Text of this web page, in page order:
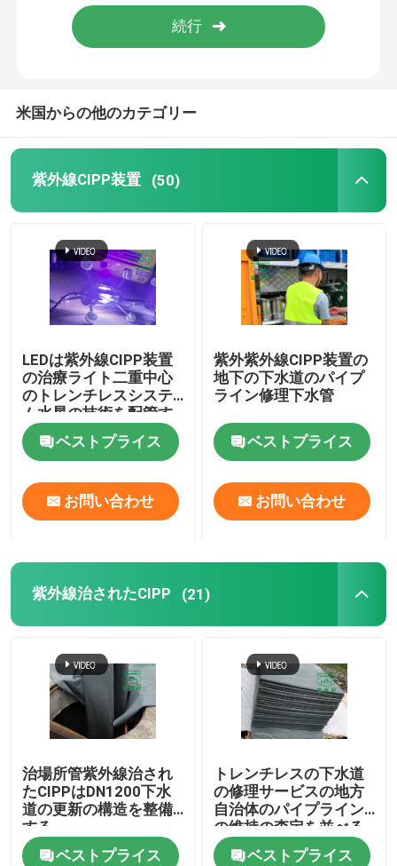
送信
工場旅行
品質管理
引用を要求しなさい
紫外線治されたCIPP
紫外線CIPPのライニング
CCTVの管のクローラー
CIPPパッチ修理
トレンチレスの下水道修理
トレンチレスのパイプラインの構造
トレンチレスの技術トレーニング
米国からの他のカテゴリー
紫外線CIPP装置 (50)
LEDは紫外線CIPP装置
の治療ライト二重中心
のトレンチレスシステ
ム水星の技術を配管す
る
ベストプライス
お問い合わせ
紫外紫外線CIPP装置の
地下の下水道のパイプ
ライン修理下水管
ベストプライス
お問い合わせ
紫外線治されたCIPP (21)
治場所管紫外線治され
たCIPPはDN1200下水
道の更新の構造を整備
する
ベストプライス
トレンチレスの下水道
の修理サービスの地方
自治体のパイプライン
の維持の査定を並べる
紫外線管
ベストプライス